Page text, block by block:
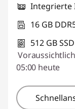
Integrierte
16 GB
512 GB
05:00 heute